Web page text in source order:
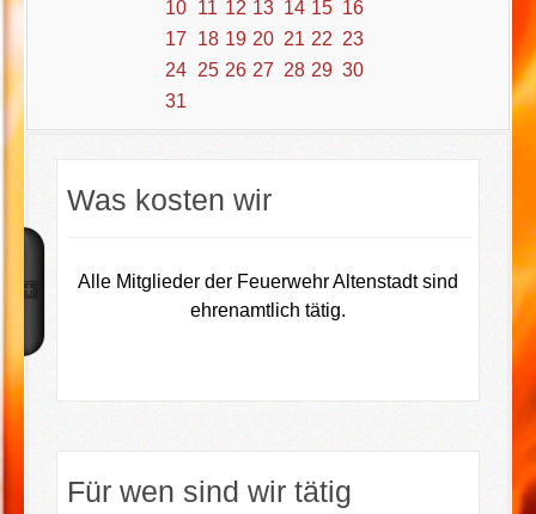
10 11 12 13 14 15 16
17
18 19 20 21 22 23
24 25 26 27 28 29 30
31
Was kosten wir
Alle Mitglieder der Feuerwehr Altenstadt sind
ehrenamtlich tätig.
Für wen sind wir tätig